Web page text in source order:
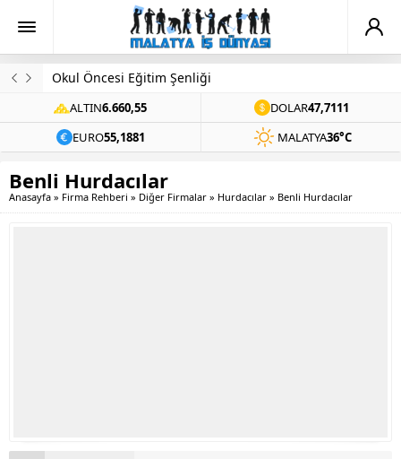
Okul Öncesi Eğitim Şenliği
ALTIN6.660,55 DOLAR47,7111
EURO55,1881 MALATYA36°C
Benli Hurdacılar
Anasayfa » Firma Rehberi » Diğer Firmalar » Hurdacılar » Benli Hurdacılar